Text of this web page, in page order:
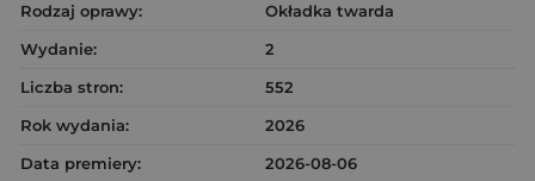
Rodzaj oprawy:
Okładka twarda
Wydanie:
2
Liczba stron:
552
Rok wydania:
2026
Data premiery:
2026-08-06